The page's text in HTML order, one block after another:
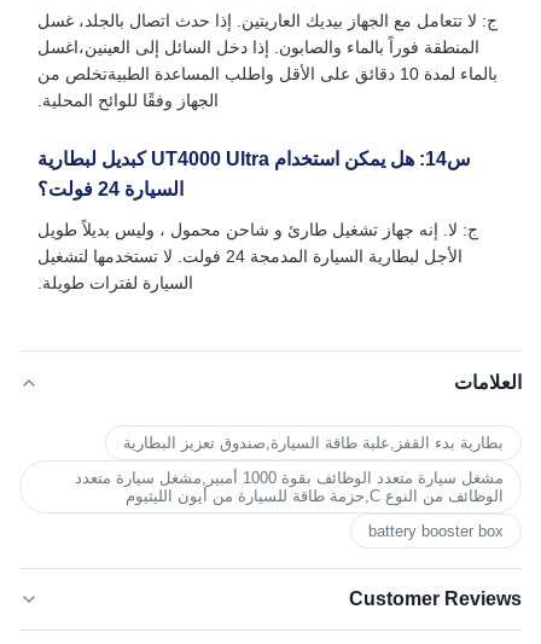
ج: لا تتعامل مع الجهاز بيديك العاريتين. إذا حدث اتصال بالجلد، غسل
المنطقة فوراً بالماء والصابون. إذا دخل السائل إلى العينين،اغسل
بالماء لمدة 10 دقائق على الأقل واطلب المساعدة الطبيةتخلص من
الجهاز وفقًا للوائح المحلية.
س14: هل يمكن استخدام UT4000 Ultra كبديل لبطارية
السيارة 24 فولت؟
ج: لا. إنه جهاز تشغيل طارئ و شاحن محمول ، وليس بديلاً طويل
الأجل لبطارية السيارة المدمجة 24 فولت. لا تستخدمها لتشغيل
السيارة لفترات طويلة.
العلامات
بطارية بدء القفز,علبة طاقة السيارة,صندوق تعزيز البطارية
مشغل سيارة متعدد الوظائف بقوة 1000 أمبير,مشغل سيارة متعدد
الوظائف من النوع C,حزمة طاقة للسيارة من أيون الليثيوم
battery booster box
Customer Reviews